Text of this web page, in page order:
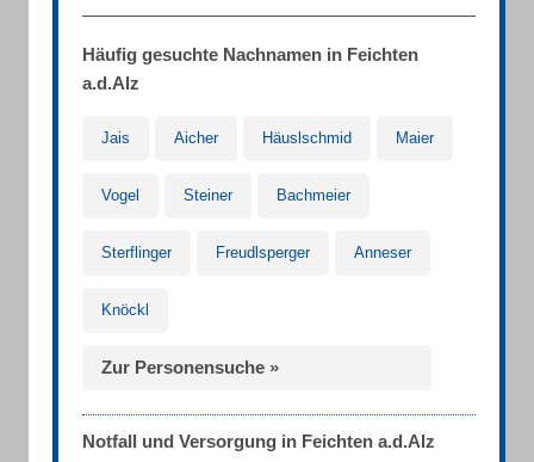
Häufig gesuchte Nachnamen in Feichten
a.d.Alz
Jais Aicher Häuslschmid Maier
Vogel Steiner Bachmeier
Sterflinger Freudlsperger Anneser
Knöckl
Zur Personensuche »
Notfall und Versorgung in Feichten a.d.Alz